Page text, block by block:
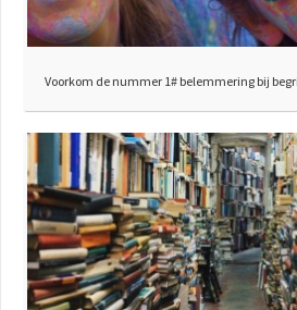
Voorkom de nummer 1# belemmering bij